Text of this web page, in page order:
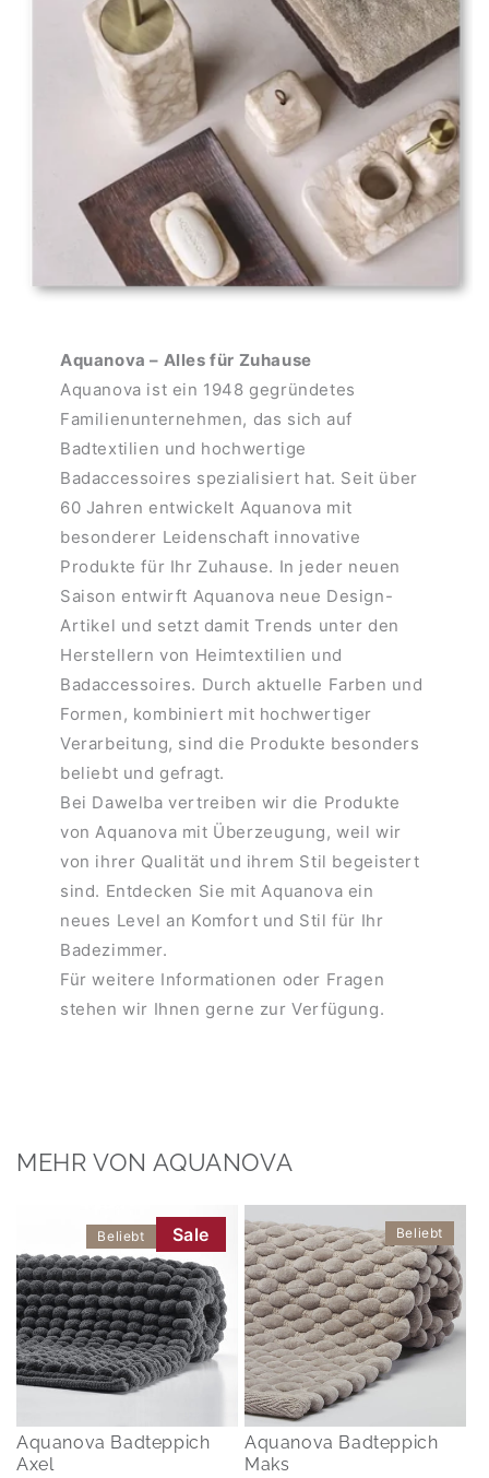
Aquanova – Alles für Zuhause
Aquanova ist ein 1948 gegründetes
Familienunternehmen, das sich auf
Badtextilien und hochwertige
Badaccessoires spezialisiert hat. Seit über
60 Jahren entwickelt Aquanova mit
besonderer Leidenschaft innovative
Produkte für Ihr Zuhause. In jeder neuen
Saison entwirft Aquanova neue Design-
Artikel und setzt damit Trends unter den
Herstellern von Heimtextilien und
Badaccessoires. Durch aktuelle Farben und
Formen, kombiniert mit hochwertiger
Verarbeitung, sind die Produkte besonders
beliebt und gefragt.
Bei Dawelba vertreiben wir die Produkte
von Aquanova mit Überzeugung, weil wir
von ihrer Qualität und ihrem Stil begeistert
sind. Entdecken Sie mit Aquanova ein
neues Level an Komfort und Stil für Ihr
Badezimmer.
Für weitere Informationen oder Fragen
stehen wir Ihnen gerne zur Verfügung.
MEHR VON AQUANOVA
Aquanova Badteppich
Axel
Beliebt Sale
Aquanova Badteppich
Maks
Beliebt